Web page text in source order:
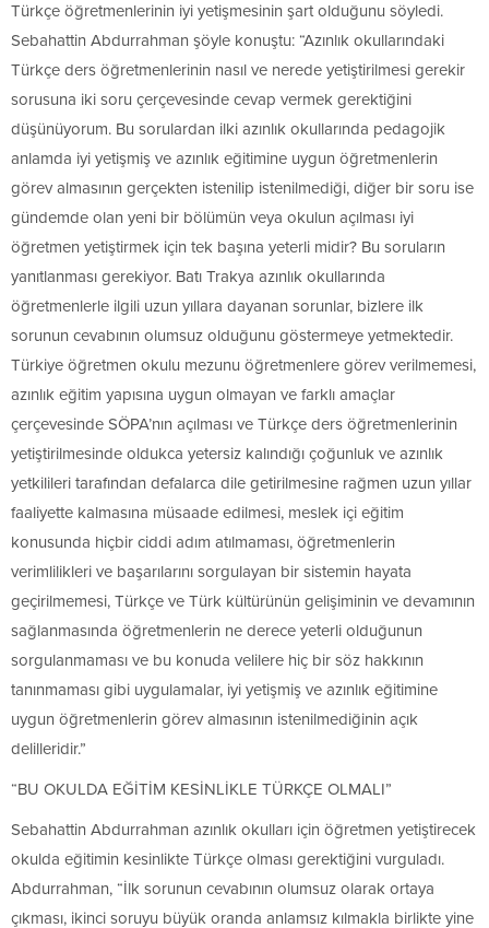
Türkçe öğretmenlerinin iyi yetişmesinin şart olduğunu söyledi.
Sebahattin Abdurrahman şöyle konuştu: “Azınlık okullarındaki
Türkçe ders öğretmenlerinin nasıl ve nerede yetiştirilmesi gerekir
sorusuna iki soru çerçevesinde cevap vermek gerektiğini
düşünüyorum. Bu sorulardan ilki azınlık okullarında pedagojik
anlamda iyi yetişmiş ve azınlık eğitimine uygun öğretmenlerin
görev almasının gerçekten istenilip istenilmediği, diğer bir soru ise
gündemde olan yeni bir bölümün veya okulun açılması iyi
öğretmen yetiştirmek için tek başına yeterli midir? Bu soruların
yanıtlanması gerekiyor. Batı Trakya azınlık okullarında
öğretmenlerle ilgili uzun yıllara dayanan sorunlar, bizlere ilk
sorunun cevabının olumsuz olduğunu göstermeye yetmektedir.
Türkiye öğretmen okulu mezunu öğretmenlere görev verilmemesi,
azınlık eğitim yapısına uygun olmayan ve farklı amaçlar
çerçevesinde SÖPA’nın açılması ve Türkçe ders öğretmenlerinin
yetiştirilmesinde oldukca yetersiz kalındığı çoğunluk ve azınlık
yetkilileri tarafından defalarca dile getirilmesine rağmen uzun yıllar
faaliyette kalmasına müsaade edilmesi, meslek içi eğitim
konusunda hiçbir ciddi adım atılmaması, öğretmenlerin
verimlilikleri ve başarılarını sorgulayan bir sistemin hayata
geçirilmemesi, Türkçe ve Türk kültürünün gelişiminin ve devamının
sağlanmasında öğretmenlerin ne derece yeterli olduğunun
sorgulanmaması ve bu konuda velilere hiç bir söz hakkının
tanınmaması gibi uygulamalar, iyi yetişmiş ve azınlık eğitimine
uygun öğretmenlerin görev almasının istenilmediğinin açık
delilleridir.”
“BU OKULDA EĞİTİM KESİNLİKLE TÜRKÇE OLMALI”
Sebahattin Abdurrahman azınlık okulları için öğretmen yetiştirecek
okulda eğitimin kesinlikte Türkçe olması gerektiğini vurguladı.
Abdurrahman, “İlk sorunun cevabının olumsuz olarak ortaya
çıkması, ikinci soruyu büyük oranda anlamsız kılmakla birlikte yine